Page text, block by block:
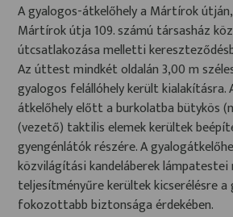
A gyalogos-átkelőhely a Mártírok útján,
Mártírok útja 109. számú társasház
útcsatlakozása melletti
Az úttest mindkét oldalán 3,00 m
gyalogos felállóhely került kialakításra.
átkelőhely előtt a burkolatba bütykös
(vezető) taktilis elemek kerültek
gyengénlátók részére. A
közvilágítási kandeláberek lámpatestei
teljesítményűre kerültek kicserélésre a
fokozottabb biztonsága érdekében.